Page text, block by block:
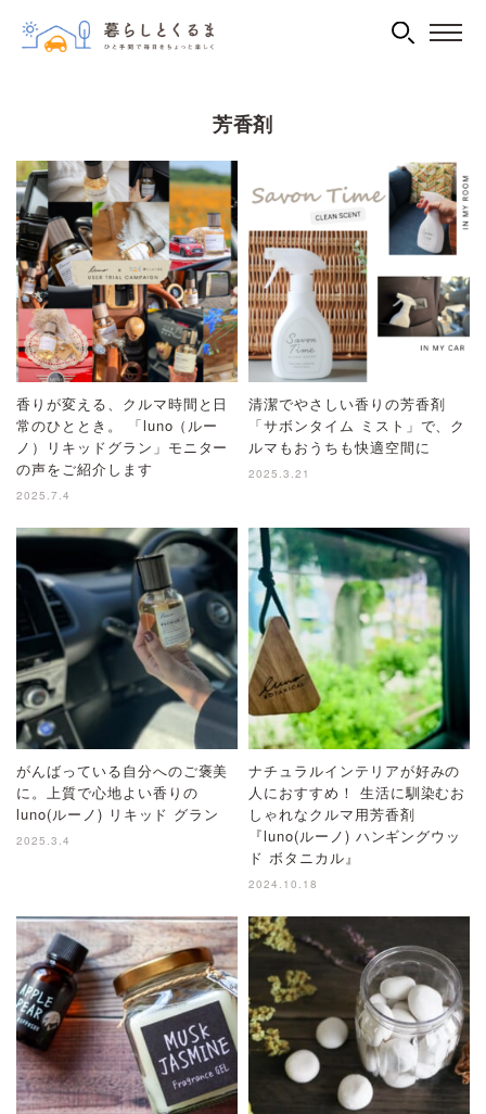
芳香剤
香りが変える、クルマ時間と日
常のひととき。 「luno（ルー
ノ）リキッドグラン」モニター
の声をご紹介します
2025.7.4
清潔でやさしい香りの芳香剤
「サボンタイム ミスト」で、ク
ルマもおうちも快適空間に
2025.3.21
がんばっている自分へのご褒美
に。上質で心地よい香りの
luno(ルーノ) リキッド グラン
2025.3.4
ナチュラルインテリアが好みの
人におすすめ！ 生活に馴染むお
しゃれなクルマ用芳香剤
『luno(ルーノ) ハンギングウッ
ド ボタニカル』
2024.10.18